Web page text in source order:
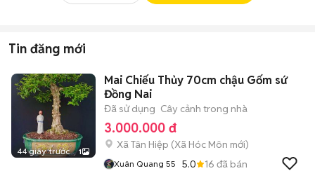
Tin đăng mới
44 giây trước 1
Mai Chiếu Thủy 70cm chậu Gốm sứ
Đồng Nai
Đã sử dụng Cây cảnh trong nhà
3.000.000 đ
Xã Tân Hiệp (Xã Hóc Môn mới)
Xuân Quang 55 5.0 16 đã bán